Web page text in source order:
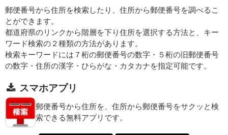
郵便番号から住所を検索したり、住所から郵便番号を調べるこ
とができます。
都道府県のリンクから階層を下り住所を選択する方法と、キー
ワード検索の２種類の方法があります。
検索キーワードには７桁の郵便番号の数字・５桁の旧郵便番号
の数字・住所の漢字・ひらがな・カタカナを指定可能です。
スマホアプリ
郵便番号から住所を、住所から郵便番号をサクッと検
索できる無料アプリです。